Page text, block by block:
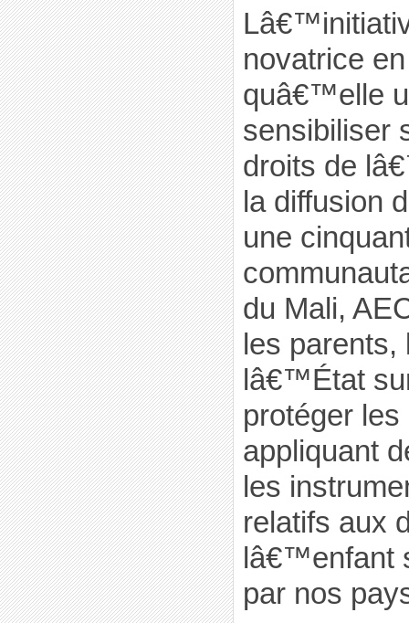
novatrice
quâ€™elle
sensibiliser
droits de
la diffusion
une
du Mali,
les parents,
lâ€™État
protéger
appliquant
les
relatifs aux
lâ€™enfant
par nos